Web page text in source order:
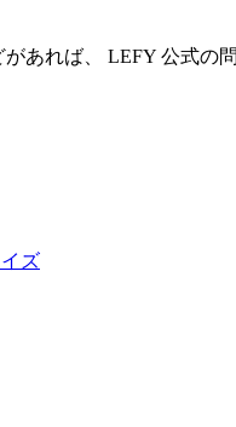
あれば、 LEFY 公式の
ズ